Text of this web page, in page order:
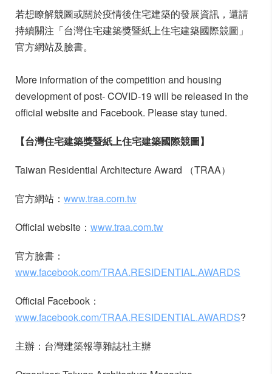
若想瞭解競圖或關於疫情後住宅建築的發展資訊，還請
持續關注「台灣住宅建築獎暨紙上住宅建築國際競圖」
官方網站及臉書。
More information of the competition and housing
development of post- COVID-19 will be released in the
official website and Facebook. Please stay tuned.
【台灣住宅建築獎暨紙上住宅建築國際競圖】
Taiwan Residential Architecture Award （TRAA）
官方網站： www.traa.com.tw
Official website： www.traa.com.tw
官方臉書：
www.facebook.com/TRAA.RESIDENTIAL.AWARDS
Official Facebook：
www.facebook.com/TRAA.RESIDENTIAL.AWARDS?
主辦：台灣建築報導雜誌社主辦